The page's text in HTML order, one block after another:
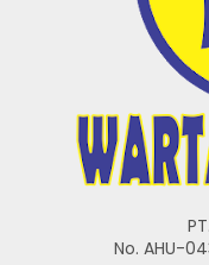
No. AHU-